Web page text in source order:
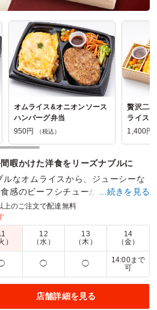
オムライス&オニオンソース
ハンバーグ弁当
950円
（税込）
贅沢二
ライス
1,400円
暇かけた洋食をリーズナブルに
ルなオムライスから、ジューシーな
感のビーフシチューが楽しめる洋
ーンにも合うお弁当をご用意。
15:00 価格帯： 648円～3,500円
た。
株式会社 相模原支店
が必要になり、近くのお弁当店を
…続きを見る
上のご注文で配達無料
）
12
（水）
13
（木）
14
（金）
◯ ◯
14:00まで
可
店舗詳細を見る